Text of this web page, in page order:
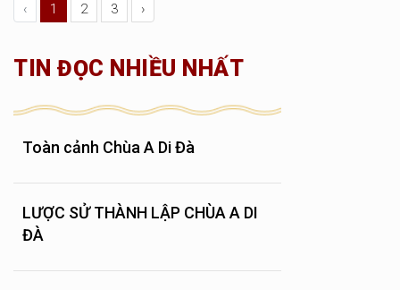
‹ 1 2 3 ›
TIN ĐỌC NHIỀU NHẤT
Toàn cảnh Chùa A Di Đà
LƯỢC SỬ THÀNH LẬP CHÙA A DI
ĐÀ